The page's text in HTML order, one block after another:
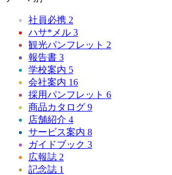
社員必携 2
ハサ*メル 3
観光パンフレット 2
報告書 3
学校案内 5
会社案内 16
採用パンフレット 6
商品カタログ 9
店舗紹介 4
サービス案内 8
ガイドブック 3
広報誌 2
記念誌 1